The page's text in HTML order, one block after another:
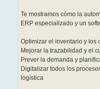
Te mostramos cómo la
ERP especializado y un
Optimizar el inventario y los
Mejorar la trazabilidad y el
Prever la demanda y
Digitalizar todos los
logística